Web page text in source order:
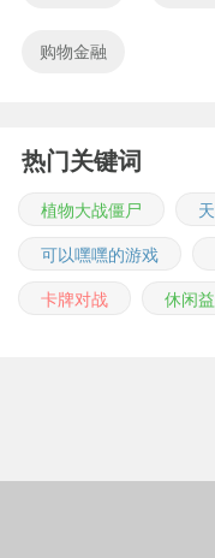
购物金融
热门关键词
植物大战僵尸
可以嘿嘿的游戏
卡牌对战
休闲